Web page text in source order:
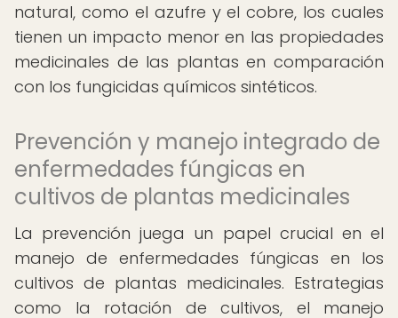
natural, como el azufre y el cobre, los cuales
tienen un impacto menor en las propiedades
medicinales de las plantas en comparación
con los fungicidas químicos sintéticos.
Prevención y manejo integrado de
enfermedades fúngicas en
cultivos de plantas medicinales
La prevención juega un papel crucial en el
manejo de enfermedades fúngicas en los
cultivos de plantas medicinales. Estrategias
como la rotación de cultivos, el manejo